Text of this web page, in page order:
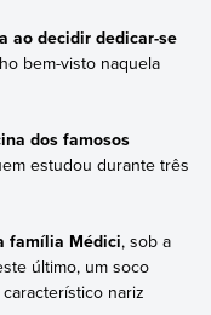
ao decidir dedicar-se
bem-visto naquela
dos famosos
estudou durante três
família Médici, sob a
último, um soco
nariz